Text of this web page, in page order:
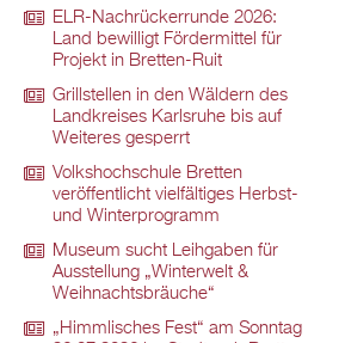
ELR-Nachrückerrunde 2026:
Land bewilligt Fördermittel für
Projekt in Bretten-Ruit
Grillstellen in den Wäldern des
Landkreises Karlsruhe bis auf
Weiteres gesperrt
Volkshochschule Bretten
veröffentlicht vielfältiges Herbst-
und Winterprogramm
Museum sucht Leihgaben für
Ausstellung „Winterwelt &
Weihnachtsbräuche“
„Himmlisches Fest“ am Sonntag